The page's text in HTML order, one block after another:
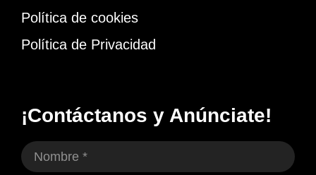
Política de cookies
Política de Privacidad
¡Contáctanos y Anúnciate!